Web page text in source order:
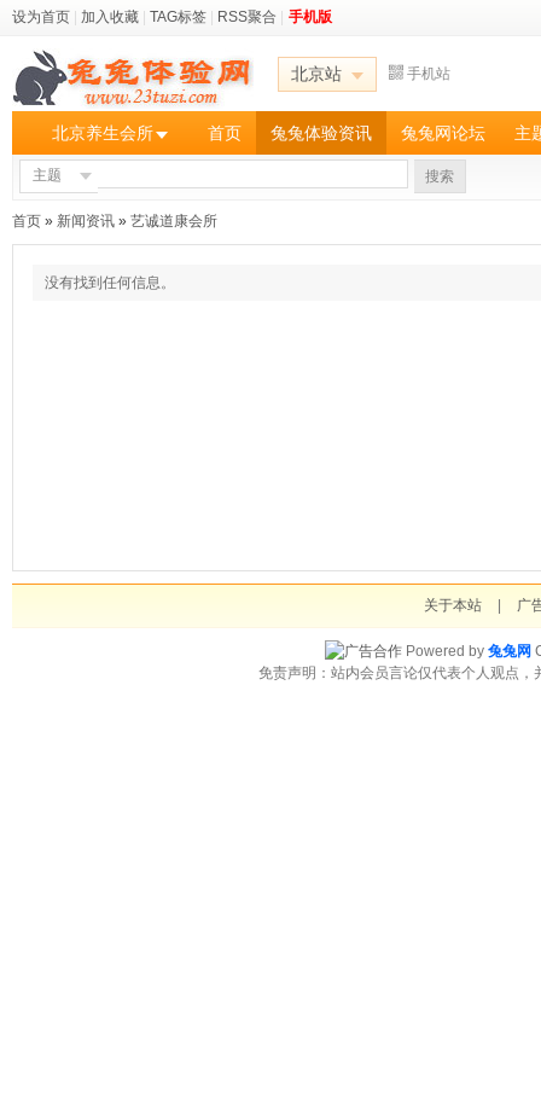
设为首页 加入收藏 TAG标签 RSS聚合 手机版
北京站 手机站
北京养生会所 首页 兔兔体验资讯 兔兔网论坛 主
主题 搜索
首页 » 新闻资讯 » 艺诚道康会所
没有找到任何信息。
关于本站 广
Powered by 兔兔网
免责声明：站内会员言论仅代表个人观点